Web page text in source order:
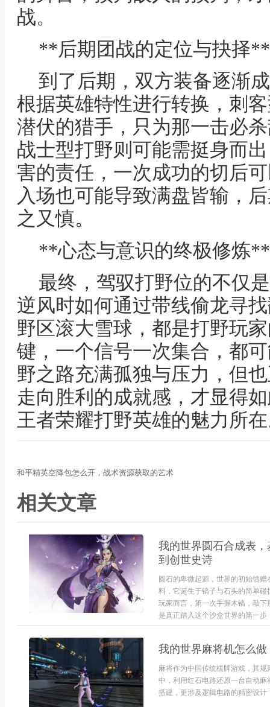
战。
**后期团战的定位与抉择**
到了后期，双方装备逐渐
根据英雄特性进行转换，刺
潜伏的猎手，只为那一击必
战士型打野则可能需挺身而
害的责任，一次成功的切后
入场也可能导致满盘皆输，
之又慎。
**心态与意识的终极修炼**
最终，驾驭打野位的不仅
逆风时如何通过带线偷龙寻
野区滚大雪球，都是打野玩
键，一个信号一次集合，都
野之路充满孤独与压力，但
走向胜利的成就感，才显得
王者荣耀打野英雄的魅力所
和平精英空降包怎么开，战术资源获取的艺术
相关文章
我的世界圆石合成表
到创世史诗
圆石的卑微起源，世界的初始馈
料，它诞生于镐子与石头的简单
玩家而言，第一次手握木镐，敲
是真正踏入这个沙盒世界的第一
我的世界麻将机怎么
麻将作为中国传统棋牌游戏，其
中，利用红石电路还原一台自动
搭建，更涉及逻辑电路的精密设计